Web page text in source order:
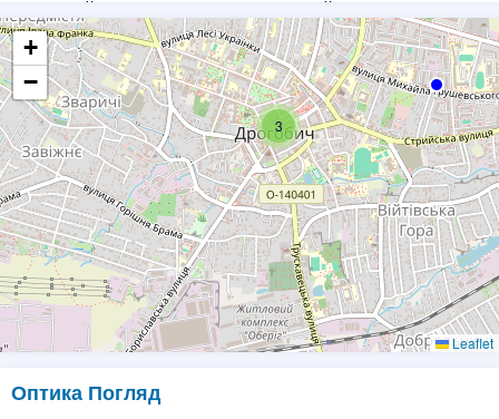
сонячними днями без небезпеки для здоров'я очей.
3
+
−
Leaflet
Оптика Погляд